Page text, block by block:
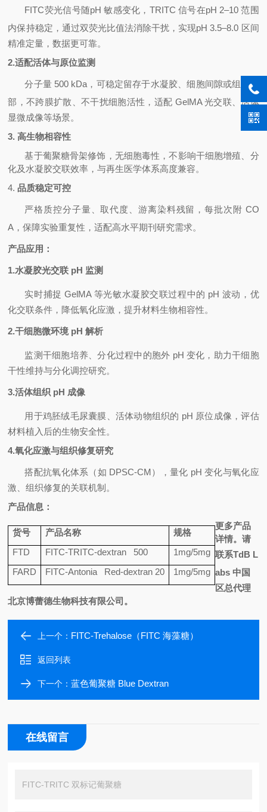
FITC荧光信号随pH敏感变化， TRITC 信号在pH 2–10范围
内保持稳定，通过双荧光比值法消除干扰，实现pH 3.5–8.0 区间
精准定量，数据更可靠。
2.适配活体与原位监测
分子量500 kDa ，可稳定留存于水凝胶、细胞间隙或组织内
部，不跨膜扩散、不干扰细胞活性，适配 GelMA光交联、活体
显微成像等场景。
3.高生物相容性
基于葡聚糖骨架修饰，无细胞毒性，不影响干细胞增殖、分
化及水凝胶交联效率，与再生医学体系高度兼容。
4. 品质稳定可控
严格质控分子量、取代度、游离染料残留，每批次附 CO
A ，保障实验重复性，适配高水平期刊研究需求。
产品应用：
1.水凝胶光交联 pH 监测
实时捕捉 GelMA 等光敏水凝胶交联过程中的 pH 波动，优
化交联条件，降低氧化应激，提升材料生物相容性。
2.干细胞微环境pH解析
监测干细胞培养、分化过程中的胞外 pH 变化，助力干细胞
干性维持与分化调控研究。
3.活体组织 pH 成像
用于鸡胚绒毛尿囊膜、活体动物组织的 pH 原位成像，评估
材料植入后的生物安全性。
4.氧化应激与组织修复研究
搭配抗氧化体系（如 DPSC‑CM），量化 pH变化与氧化应
激、组织修复的关联机制。
产品信息：
货号 产品名称
规格
FTD
FITC-TRITC-dextran 500
1mg/5mg
FARD
FITC-Antonia Red-dextran 20 1mg/5mg
更多产品
详情。请
联系TdB L
abs中国
区总代理
北京博蕾德生物科技有限公司。
上一个： FITC-Trehalose（FITC 海藻糖）
返回列表
下一个：蓝色葡聚糖 Blue Dextran
在线留言